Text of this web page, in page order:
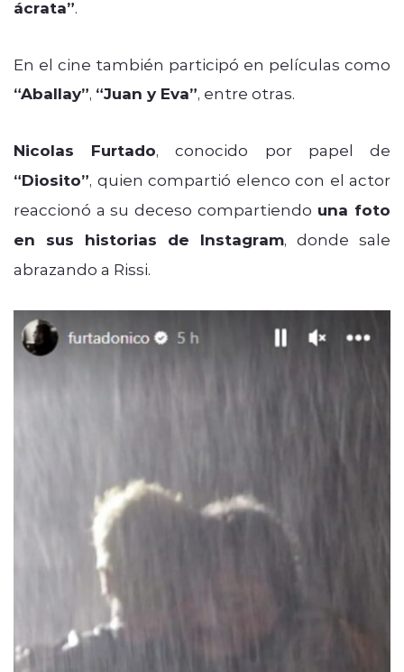
ácrata”.
En el cine también participó en películas como
“Aballay”, “Juan y Eva”, entre otras.
Nicolas Furtado, conocido por papel de
“Diosito”, quien compartió elenco con el actor
reaccionó a su deceso compartiendo una foto
en sus historias de Instagram, donde sale
abrazando a Rissi.